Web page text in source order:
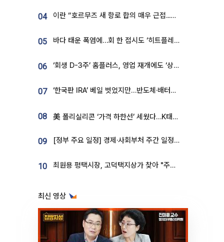
04 이란 “호르무즈 새 항로 합의 매우 근접...미국 배상 먼저”
05 바다 태운 폭염에…회 한 접시도 ‘히트플레이션’
06 ‘회생 D-3주’ 홈플러스, 영업 재개에도 ‘상품 공급망’ 복구가 생존 관건
07 ‘한국판 IRA’ 베일 벗었지만…반도체·배터리 업계 “시행령이 관건”
08 美 폴리실리콘 ‘가격 하한선’ 세웠다…K태양광 수혜 기대
09 [정부 주요 일정] 경제·사회부처 주간 일정 (8월 10일 ~ 8월 14일)
10 최원용 평택시장, 고덕택지상가 찾아 "주차 답, 현장에 있다"
최신 영상